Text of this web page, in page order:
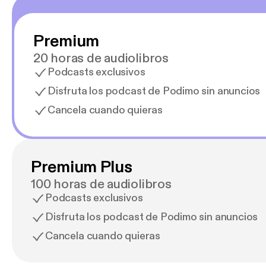
Premium
20 horas de audiolibros
Podcasts exclusivos
Disfruta los podcast de Podimo sin anuncios
Cancela cuando quieras
Premium Plus
100 horas de audiolibros
Podcasts exclusivos
Disfruta los podcast de Podimo sin anuncios
Cancela cuando quieras